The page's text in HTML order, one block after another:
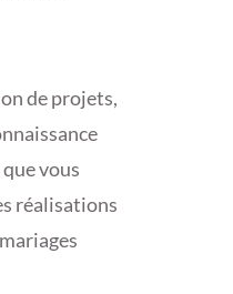
de projets,
vous
réalisations